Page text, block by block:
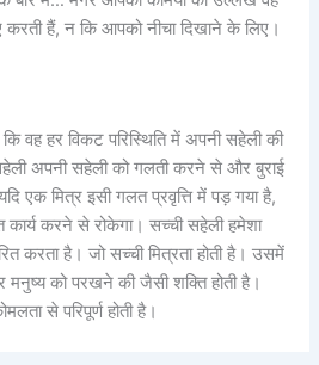
करती हैं, न कि आपको नीचा दिखाने के लिए।
कि वह हर विकट परिस्थिति में अपनी सहेली की
अपनी सहेली को गलती करने से और बुराई
एक मित्र इसी गलत प्रवृत्ति में पड़ गया है,
करने से रोकेगा। सच्ची सहेली हमेशा
करता है। जो सच्ची मित्रता होती है। उसमें
को परखने की जैसी शक्ति होती है।
से परिपूर्ण होती है।